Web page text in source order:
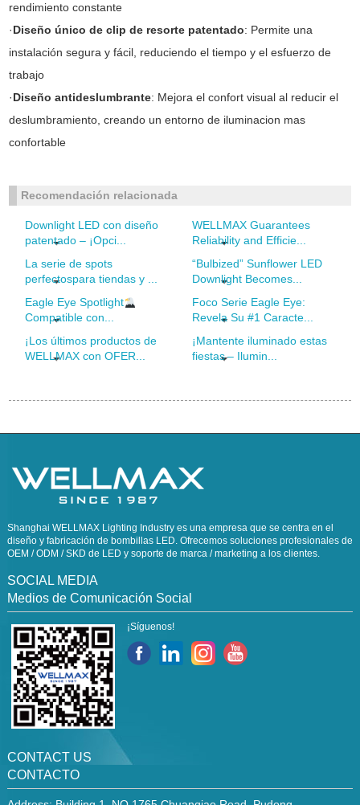
rendimiento constante
·Diseño único de clip de resorte patentado: Permite una
instalación segura y fácil, reduciendo el tiempo y el esfuerzo de
trabajo
·Diseño antideslumbrante: Mejora el confort visual al reducir el
deslumbramiento, creando un entorno de iluminacion mas
confortable
Recomendación relacionada
Downlight LED con diseño
patentado – ¡Opci...
WELLMAX Guarantees
Reliability and Efficie...
La serie de spots
perfectospara tiendas y ...
“Bulbized” Sunflower LED
Downlight Becomes...
Eagle Eye Spotlight
Compatible con...
Foco Serie Eagle Eye:
Revela Su #1 Caracte...
¡Los últimos productos de
WELLMAX con OFER...
¡Mantente iluminado estas
fiestas – Ilumin...
Shanghai WELLMAX Lighting Industry es una empresa que se centra en el
diseño y fabricación de bombillas LED. Ofrecemos soluciones profesionales de
OEM / ODM / SKD de LED y soporte de marca / marketing a los clientes.
SOCIAL MEDIA
Medios de Comunicación Social
¡Síguenos!
CONTACT US
CONTACTO